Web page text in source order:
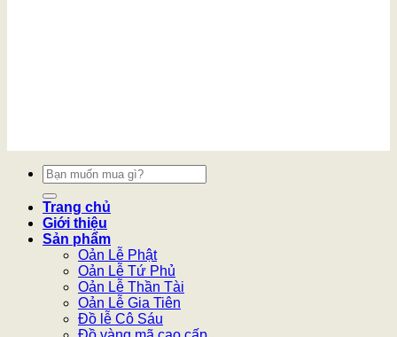
Tìm
kiếm:
Trang chủ
Giới thiệu
Sản phẩm
Oản Lễ Phật
Oản Lễ Tứ Phủ
Oản Lễ Thần Tài
Oản Lễ Gia Tiên
Đồ lễ Cô Sáu